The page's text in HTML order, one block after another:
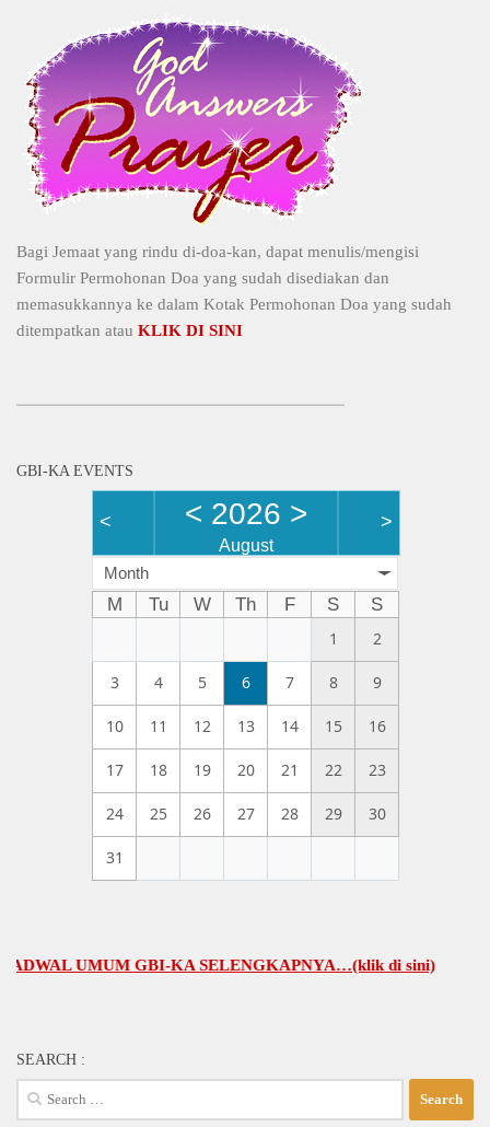
Bagi Jemaat yang rindu di-doa-kan, dapat menulis/mengisi
Formulir Permohonan Doa yang sudah disediakan dan
memasukkannya ke dalam Kotak Permohonan Doa yang sudah
ditempatkan atau KLIK DI SINI
GBI-KA EVENTS
< < 2026 >
August
>
Month
M Tu W Th F S
S
1
2
3 4 5 6 7 8 9
10 11 12 13 14 15 16
17 18 19 20 21 22 23
24 25 26 27 28 29 30
31
UMUM GBI-KA SELENGKAPNYA…(klik di sini)
SEARCH :
Search
for: